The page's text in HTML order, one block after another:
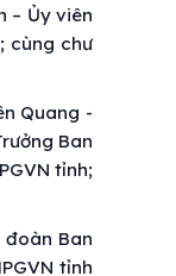
– Ủy viên
cùng chư
Quang -
Ban
tỉnh;
Ban
tỉnh